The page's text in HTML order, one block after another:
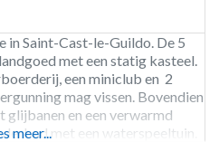
in Saint-Cast-le-Guildo. De 5
met een statig kasteel.
een miniclub en 2
mag vissen. Bovendien
glijbanen en een verwarmd
met een waterspeeltuin.
meer...